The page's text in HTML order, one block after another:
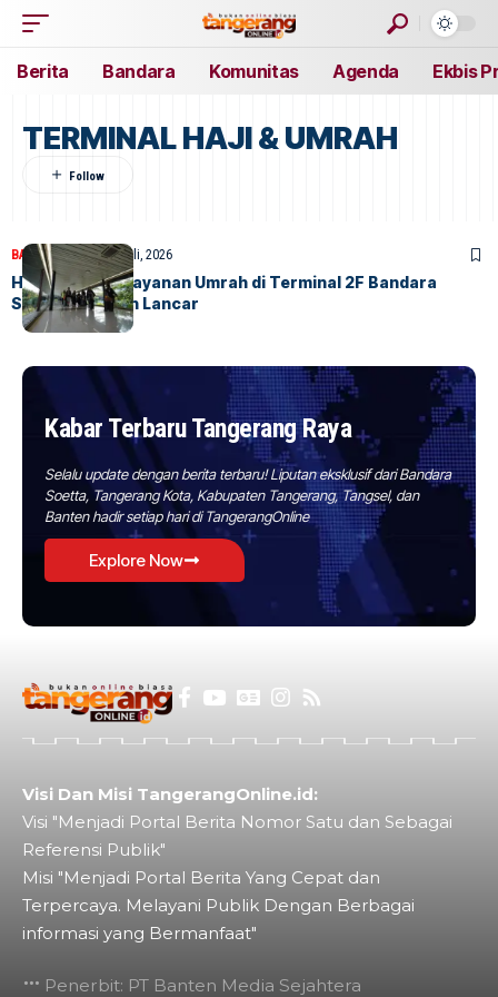
Berita Bandara Komunitas Agenda Ekbis
TERMINAL HAJI & UMRAH
BANDARABERITA2 Juli, 2026
Hari Pertama Layanan Umrah di Terminal 2F Bandara
Soetta Berjalan Lancar
Kabar Terbaru Tangerang Raya
Selalu update dengan berita terbaru! Liputan eksklusif dari Bandara
Soetta, Tangerang Kota, Kabupaten Tangerang, Tangsel, dan
Banten hadir setiap hari di TangerangOnline
Explore Now
Visi Dan Misi TangerangOnline.id:
Visi "Menjadi Portal Berita Nomor Satu dan Sebagai
Referensi Publik"
Misi "Menjadi Portal Berita Yang Cepat dan
Terpercaya. Melayani Publik Dengan Berbagai
informasi yang Bermanfaat"
Penerbit: PT Banten Media Sejahtera